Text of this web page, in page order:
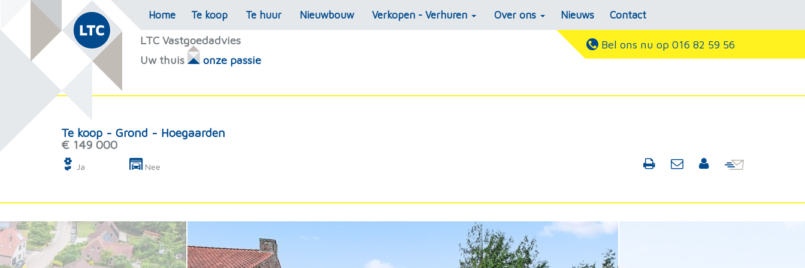
Home Te koop Te huur Nieuwbouw Verkopen - Verhuren Over ons Nieuws Contact
LTC Vastgoedadvies
Uw thuis
onze passie
Bel ons nu op 016 82 59 56
Te koop - Grond - Hoegaarden
€ 149 000
Ja Nee